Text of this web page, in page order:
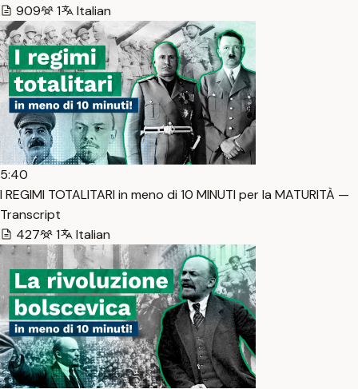
909
1 Italian
5:40
I REGIMI TOTALITARI in meno di 10 MINUTI per la MATURITÀ —
Transcript
427
1 Italian